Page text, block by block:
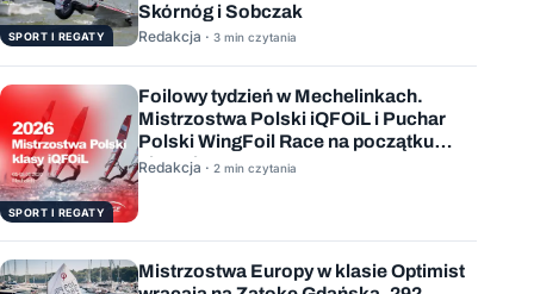
SPORT I REGATY
Skórnóg i Sobczak
Redakcja · 3 min czytania
SPORT I REGATY
Foilowy tydzień w Mechelinkach.
Mistrzostwa Polski iQFOiL i Puchar
Polski WingFoil Race na początku
sierpnia
Redakcja · 2 min czytania
Mistrzostwa Europy w klasie Optimist